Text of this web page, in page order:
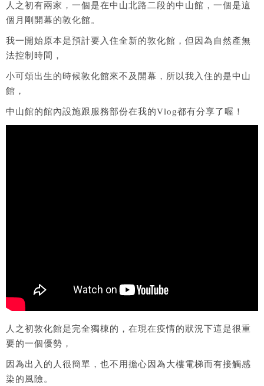
人之初有兩家，一個是在中山北路二段的中山館，一個是這
個月剛開幕的敦化館。
我一開始原本是預計要入住全新的敦化館，但因為自然產無
法控制時間，
小可頌出生的時候敦化館來不及開幕，所以我入住的是中山
館，
中山館的館內設施跟服務部份在我的Vlog都有分享了喔！
人之初敦化館是完全獨棟的，在現在疫情的狀況下這是很重
要的一個優勢，
因為出入的人很簡單，也不用擔心因為大樓電梯而有接觸感
染的風險。